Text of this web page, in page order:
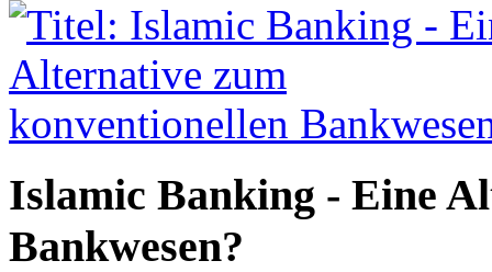
Islamic Banking - Eine
Bankwesen?